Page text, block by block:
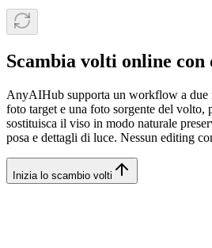
Scambia volti online con
AnyAIHub supporta un workflow a due
foto target e una foto sorgente del volto,
sostituisca il viso in modo naturale
posa e dettagli di luce. Nessun editing
Inizia lo scambio volti